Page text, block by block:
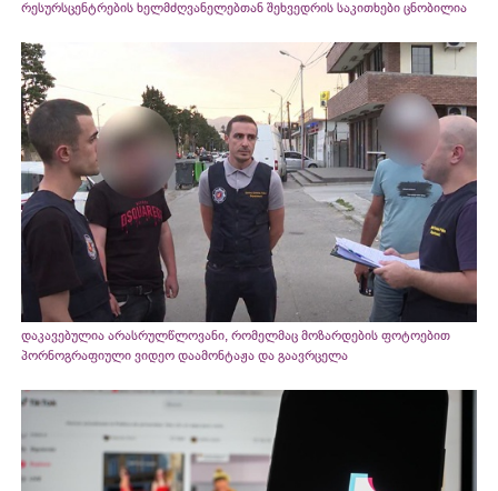
რესურსცენტრების ხელმძღვანელებთან შეხვედრის საკითხები ცნობილია
დაკავებულია არასრულწლოვანი, რომელმაც მოზარდების ფოტოებით
პორნოგრაფიული ვიდეო დაამონტაჟა და გაავრცელა